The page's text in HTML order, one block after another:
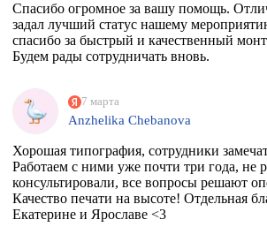
Спасибо огромное за вашу помощь.
задал лучший статус нашему
спасибо за быстрый и качественный
Будем рады сотрудничать вновь.
7 марта
Anzhelika Chebanova
Хорошая типография, сотрудники
Работаем с ними уже почти три года, не
консультировали, все вопросы решают
Качество печати на высоте! Отдельная
Екатерине и Ярославе <3